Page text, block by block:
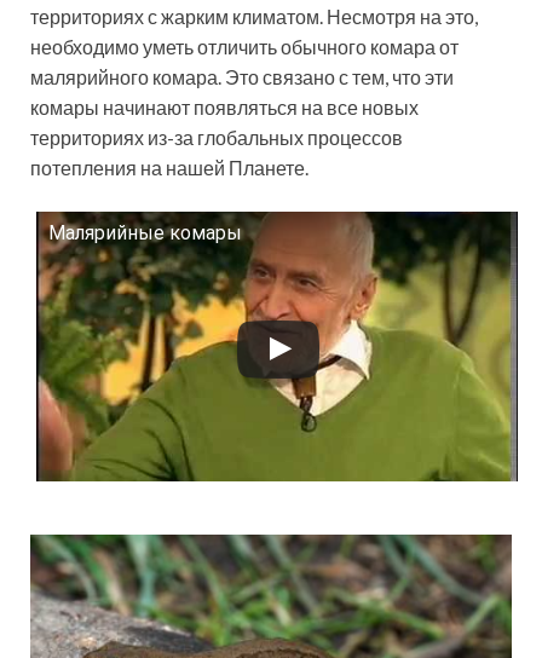
территориях с жарким климатом. Несмотря на это,
необходимо уметь отличить обычного комара от
малярийного комара. Это связано с тем, что эти
комары начинают появляться на все новых
территориях из-за глобальных процессов
потепления на нашей Планете.
Малярийные комары
Смотрите это видео на YouTube